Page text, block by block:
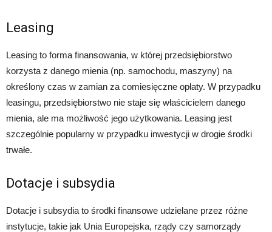
Leasing
Leasing to forma finansowania, w której przedsiębiorstwo
korzysta z danego mienia (np. samochodu, maszyny) na
określony czas w zamian za comiesięczne opłaty. W przypadku
leasingu, przedsiębiorstwo nie staje się właścicielem danego
mienia, ale ma możliwość jego użytkowania. Leasing jest
szczególnie popularny w przypadku inwestycji w drogie środki
trwałe.
Dotacje i subsydia
Dotacje i subsydia to środki finansowe udzielane przez różne
instytucje, takie jak Unia Europejska, rządy czy samorządy